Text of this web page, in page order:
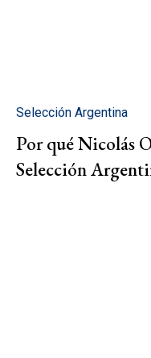
Selección Argentina
Por qué Nicolás
Selección